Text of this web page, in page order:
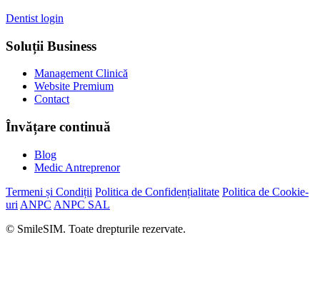
Dentist login
Soluții Business
Management Clinică
Website Premium
Contact
Învățare continuă
Blog
Medic Antreprenor
Termeni și Condiții Politica de Confidențialitate Politica de Cookie-
uri ANPC ANPC SAL
© SmileSIM. Toate drepturile rezervate.